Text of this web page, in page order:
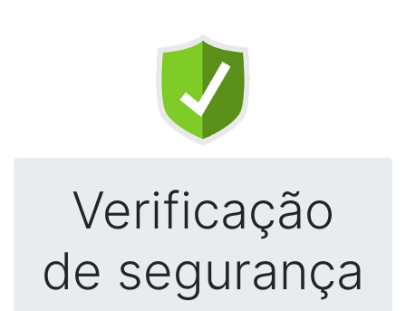
Verificação
de segurança